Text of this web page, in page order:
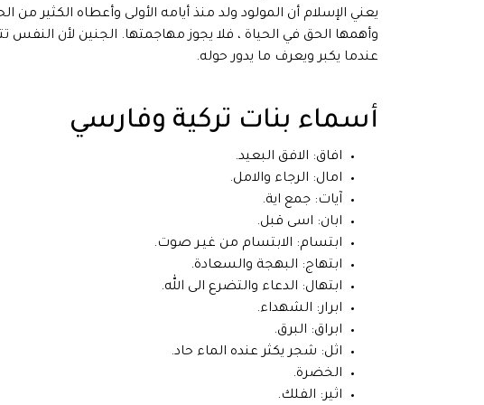
يعني الإسلام أن المولود ولد منذ أيامه الأولى وأعطاه الكثير
وأهمها الحق في الحياة ، فلا يجوز مهاجمتها. الجنين لأن
عندما يكبر ويعرف ما يدور حوله.
أسماء بنات تركية وفارسي
افاق: الافق البعيد.
امال: الرجاء والامل.
آيات: جمع اية.
ابان: اسى قبل.
ابتسام: الابتسام من غيـر صوت.
ابتهاج: البهجة والسعادة.
ابتهال: الدعاء والتضرع الى الله.
ابرار: الشهداء.
ابراق: البرق.
اثل: شجر يكثر عنده الماء حاد.
الخضرة.
اثير: الفلك.